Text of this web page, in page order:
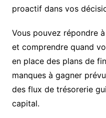
proactif dans vos
Vous pouvez répondre
et comprendre quand
en place des plans de
manques à gagner
des flux de trésorerie
capital.